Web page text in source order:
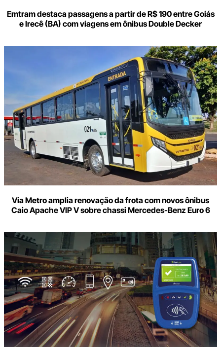
Emtram destaca passagens a partir de R$ 190 entre Goiás
e Irecê (BA) com viagens em ônibus Double Decker
Via Metro amplia renovação da frota com novos ônibus
Caio Apache VIP V sobre chassi Mercedes-Benz Euro 6